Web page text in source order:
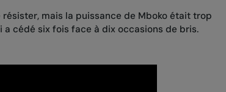
mais la puissance de Mboko était trop
cédé six fois face à dix occasions de bris.